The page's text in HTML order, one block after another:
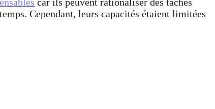
Cependant, leurs capacités étaient limitées